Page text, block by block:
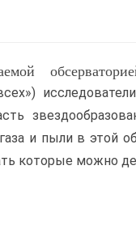
и пыли в этой
которые можно